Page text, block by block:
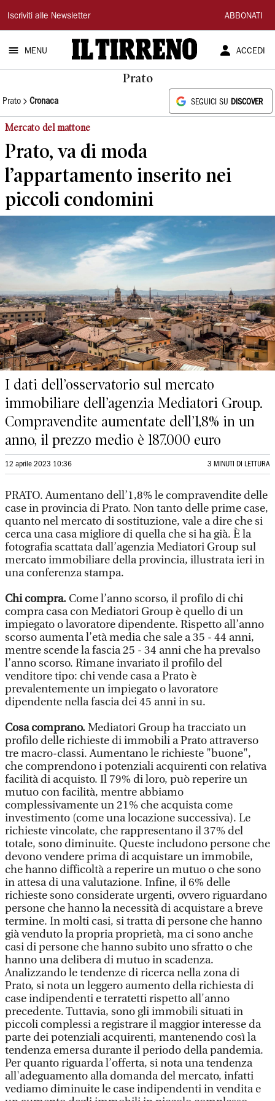
Il
Tirreno
Iscriviti alle Newsletter ABBONATI
MENU ACCEDI
Prato
Prato Cronaca SEGUICI SU DISCOVER
Mercato del mattone
Prato, va di moda
l’appartamento inserito nei
piccoli condomini
I dati dell’osservatorio sul mercato
immobiliare dell’agenzia Mediatori Group.
Compravendite aumentate dell’1,8% in un
anno, il prezzo medio è 187.000 euro
12 aprile 2023 10:36 3 MINUTI DI LETTURA
PRATO. Aumentano dell’1,8% le compravendite delle
case in provincia di Prato. Non tanto delle prime case,
quanto nel mercato di sostituzione, vale a dire che si
cerca una casa migliore di quella che si ha già. È la
fotografia scattata dall’agenzia Mediatori Group sul
mercato immobiliare della provincia, illustrata ieri in
una conferenza stampa.
Chi compra. Come l’anno scorso, il profilo di chi
compra casa con Mediatori Group è quello di un
impiegato o lavoratore dipendente. Rispetto all’anno
scorso aumenta l’età media che sale a 35 - 44 anni,
mentre scende la fascia 25 - 34 anni che ha prevalso
l’anno scorso. Rimane invariato il profilo del
venditore tipo: chi vende casa a Prato è
prevalentemente un impiegato o lavoratore
dipendente nella fascia dei 45 anni in su.
Cosa comprano.Mediatori Group ha tracciato un
profilo delle richieste di immobili a Prato attraverso
tre macro-classi. Aumentano le richieste "buone",
che comprendono i potenziali acquirenti con relativa
facilità di acquisto. Il 79% di loro, può reperire un
mutuo con facilità, mentre abbiamo
complessivamente un 21% che acquista come
investimento (come una locazione successiva). Le
richieste vincolate, che rappresentano il 37% del
totale, sono diminuite. Queste includono persone che
devono vendere prima di acquistare un immobile,
che hanno difficoltà a reperire un mutuo o che sono
in attesa di una valutazione. Infine, il 6% delle
richieste sono considerate urgenti, ovvero riguardano
persone che hanno la necessità di acquistare a breve
termine. In molti casi, si tratta di persone che hanno
già venduto la propria proprietà, ma ci sono anche
casi di persone che hanno subito uno sfratto o che
hanno una delibera di mutuo in scadenza.
Analizzando le tendenze di ricerca nella zona di
Prato, si nota un leggero aumento della richiesta di
case indipendenti e terratetti rispetto all'anno
precedente. Tuttavia, sono gli immobili situati in
piccoli complessi a registrare il maggior interesse da
parte dei potenziali acquirenti, mantenendo così la
tendenza emersa durante il periodo della pandemia.
Per quanto riguarda l’offerta, si nota una tendenza
all'adeguamento alla domanda del mercato, infatti
vediamo diminuite le case indipendenti in vendita e